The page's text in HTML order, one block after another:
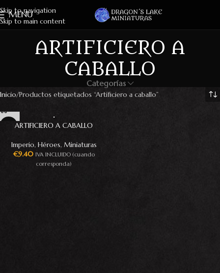
Skip to navigation
Skip to main content
MENU
ARTIFICIERO A
CABALLO
Categorías
Inicio Productos etiquetados “Artificiero a caballo”
ARTIFICIERO A CABALLO
Imperio, Héroes, Miniaturas
€9.40 IVA INCLUIDO (cuando
corresponda)